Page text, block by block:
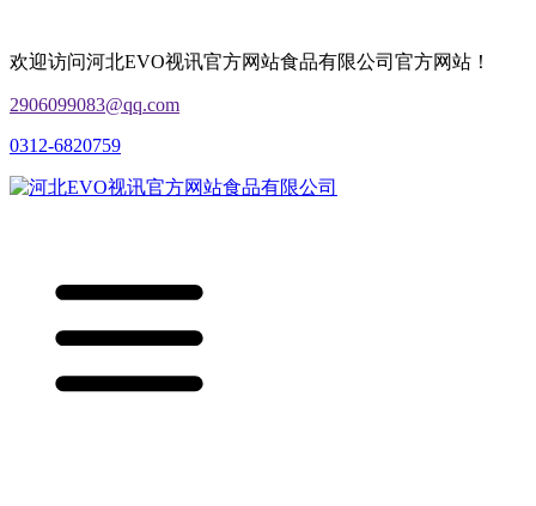
欢迎访问河北EVO视讯官方网站食品有限公司官方网站！
2906099083@qq.com
0312-6820759